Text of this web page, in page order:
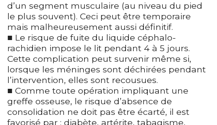
d’un segment musculaire (au niveau du pied
le plus souvent). Ceci peut être temporaire
mais malheureusement aussi définitif.
■ Le risque de fuite du liquide céphalo-
rachidien impose le lit pendant 4 à 5 jours.
Cette complication peut survenir même si,
lorsque les méninges sont déchirées pendant
l’intervention, elles sont recousues.
■ Comme toute opération impliquant une
greffe osseuse, le risque d’absence de
consolidation ne doit pas être écarté, il est
favorisé par : diabète, artérite, tabagisme,